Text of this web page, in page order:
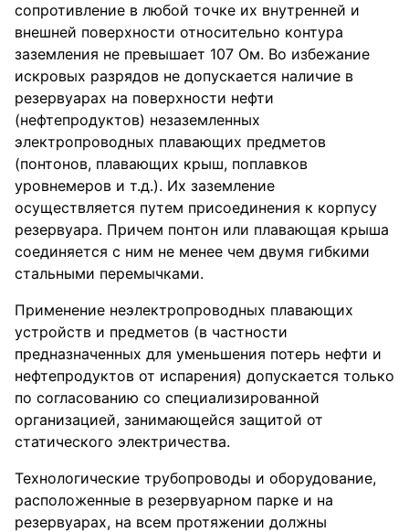
сопротивление в любой точке их внутренней и
внешней поверхности относительно контура
заземления не превышает 107 Ом. Во избежание
искровых разрядов не допускается наличие в
резервуарах на поверхности нефти
(нефтепродуктов) незаземленных
электропроводных плавающих предметов
(понтонов, плавающих крыш, поплавков
уровнемеров и т.д.). Их заземление
осуществляется путем присоединения к корпусу
резервуара. Причем понтон или плавающая крыша
соединяется с ним не менее чем двумя гибкими
стальными перемычками.
Применение неэлектропроводных плавающих
устройств и предметов (в частности
предназначенных для уменьшения потерь нефти и
нефтепродуктов от испарения) допускается только
по согласованию со специализированной
организацией, занимающейся защитой от
статического электричества.
Технологические трубопроводы и оборудование,
расположенные в резервуарном парке и на
резервуарах, на всем протяжении должны